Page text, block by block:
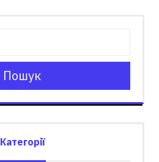
Пошук
Категорії